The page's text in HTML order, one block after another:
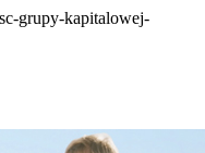
grupy-kapitalowej-